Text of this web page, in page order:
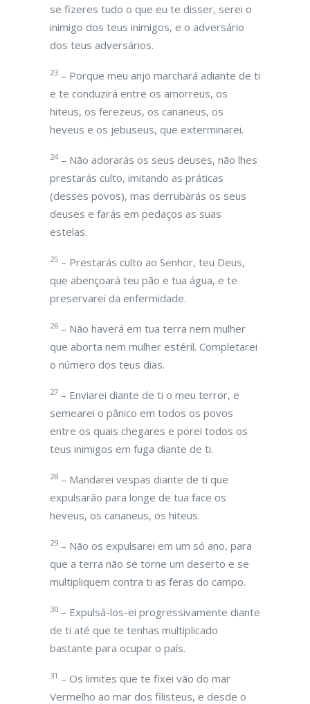
se fizeres tudo o que eu te disser, serei o
inimigo dos teus inimigos, e o adversário
dos teus adversários.
23 – Porque meu anjo marchará adiante de ti
e te conduzirá entre os amorreus, os
hiteus, os ferezeus, os cananeus, os
heveus e os jebuseus, que exterminarei.
24 – Não adorarás os seus deuses, não lhes
prestarás culto, imitando as práticas
(desses povos), mas derrubarás os seus
deuses e farás em pedaços as suas
estelas.
25 – Prestarás culto ao Senhor, teu Deus,
que abençoará teu pão e tua água, e te
preservarei da enfermidade.
26 – Não haverá em tua terra nem mulher
que aborta nem mulher estéril. Completarei
o número dos teus dias.
27 – Enviarei diante de ti o meu terror, e
semearei o pânico em todos os povos
entre os quais chegares e porei todos os
teus inimigos em fuga diante de ti.
28 – Mandarei vespas diante de ti que
expulsarão para longe de tua face os
heveus, os cananeus, os hiteus.
29 – Não os expulsarei em um só ano, para
que a terra não se torne um deserto e se
multipliquem contra ti as feras do campo.
30 – Expulsá-los-ei progressivamente diante
de ti até que te tenhas multiplicado
bastante para ocupar o país.
31 – Os limites que te fixei vão do mar
Vermelho ao mar dos filisteus, e desde o